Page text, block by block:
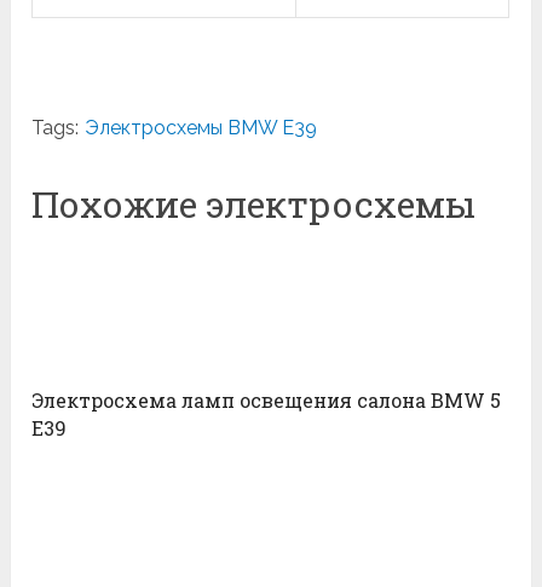
Tags: Электросхемы BMW E39
Похожие электросхемы
Электросхема ламп освещения салона BMW 5
E39